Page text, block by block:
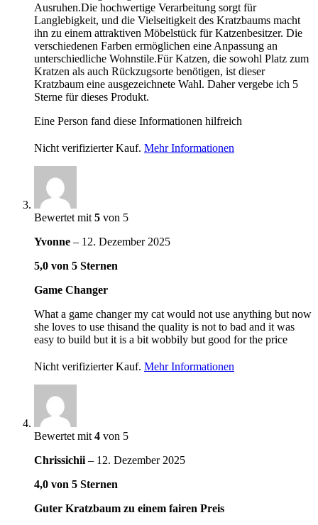
Ausruhen.Die hochwertige Verarbeitung sorgt für
Langlebigkeit, und die Vielseitigkeit des Kratzbaums macht
ihn zu einem attraktiven Möbelstück für Katzenbesitzer. Die
verschiedenen Farben ermöglichen eine Anpassung an
unterschiedliche Wohnstile.Für Katzen, die sowohl Platz zum
Kratzen als auch Rückzugsorte benötigen, ist dieser
Kratzbaum eine ausgezeichnete Wahl. Daher vergebe ich 5
Sterne für dieses Produkt.
Eine Person fand diese Informationen hilfreich
Nicht verifizierter Kauf. Mehr Informationen
Bewertet mit 5 von 5
Yvonne – 12. Dezember 2025
5,0 von 5 Sternen
Game Changer
What a game changer my cat would not use anything but now
she loves to use thisand the quality is not to bad and it was
easy to build but it is a bit wobbily but good for the price
Nicht verifizierter Kauf. Mehr Informationen
Bewertet mit 4 von 5
Chrissichii – 12. Dezember 2025
4,0 von 5 Sternen
Guter Kratzbaum zu einem fairen Preis